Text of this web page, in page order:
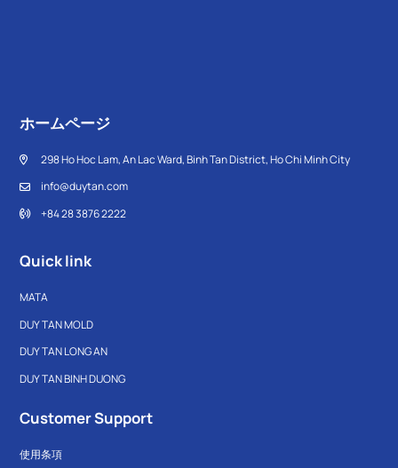
簡単に移動できる
プラスチック製の構造とシンプルなデザインにより、プラスチックキ
た、これにより特に狭いスペースの家では、居住空間の配置がより柔
軟になります。
ホームページ
298 Ho Hoc Lam, An Lac Ward, Binh Tan District, Ho Chi Minh City
info@duytan.com
+84 28 3876 2222
Quick link
MATA
DUY TAN MOLD
DUY TAN LONG AN
DUY TAN BINH DUONG
Customer Support
使用条項